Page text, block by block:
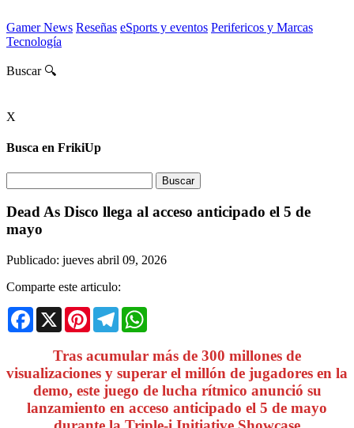
Gamer News Reseñas eSports y eventos Perifericos y Marcas
Tecnología
Buscar 🔍
X
Busca en FrikiUp
Dead As Disco llega al acceso anticipado el 5 de
mayo
Publicado: jueves abril 09, 2026
Comparte este articulo:
Facebook
X PinterestTelegram
Tras acumular más de 300 millones de
visualizaciones y superar el millón de jugadores en la
demo, este juego de lucha rítmico anunció su
lanzamiento en acceso anticipado el 5 de mayo